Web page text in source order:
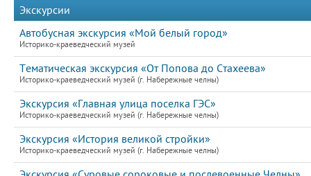
Экскурсии
Автобусная экскурсия «Мой белый город»
Историко-краеведческий музей
Тематическая экскурсия «От Попова до Стахеева»
Историко-краеведческий музей (г. Набережные челны)
Экскурсия «Главная улица поселка ГЭС»
Историко-краеведческий музей (г. Набережные челны)
Экскурсия «История великой стройки»
Историко-краеведческий музей (г. Набережные челны)